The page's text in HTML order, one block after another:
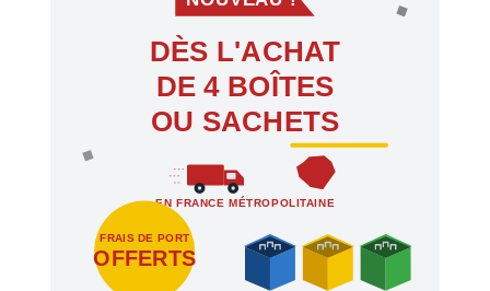
DÈS L'ACHAT
DE 4 BOÎTES
OU SACHETS
EN FRANCE MÉTROPOLITAINE
FRAIS DE PORT
OFFERTS